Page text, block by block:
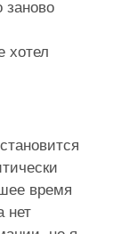
заново
хотел
время
нет